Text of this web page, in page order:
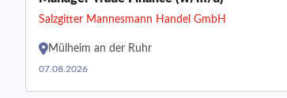
Salzgitter Mannesmann Handel GmbH
Mülheim an der Ruhr
07.08.2026